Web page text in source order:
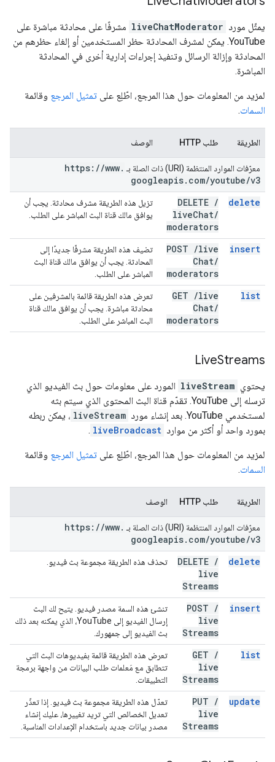
يمثّل مورد liveChatModerator مشرفًا على محادثة مباشرة على
YouTube. يمكن لمشرف المحادثة حظر المستخدمين أو إلغاء حظرهم من
المحادثة وإزالة الرسائل وتنفيذ إجراءات إدارية أخرى في المحادثة
المباشرة.
لمزيد من المعلومات حول هذا المرجع، اطّلِع على تمثيل المرجع وقائمة
السمات.
الطريقة طلب HTTP الوصف
معرّفات الموارد المنتظمة (URI) ذات الصلة بـ https: //www.
googleapis. com/youtube/v3
delete
DELETE /
liveChat/
moderators
تزيل هذه الطريقة مشرف محادثة. يجب أن
يوافق مالك قناة البث المباشر على الطلب.
insert
POST /live
Chat/
moderators
تضيف هذه الطريقة مشرفًا جديدًا إلى
المحادثة. يجب أن يوافق مالك قناة البث
المباشر على الطلب.
list
GET /live
Chat/
moderators
تعرض هذه الطريقة قائمة بالمشرفين على
محادثة مباشرة. يجب أن يوافق مالك قناة
البث المباشر على الطلب.
LiveStreams
يحتوي liveStream المورد على معلومات حول بث الفيديو الذي
ترسله إلى YouTube. تقدّم قناة البث المحتوى الذي سيتم بثه
لمستخدمي YouTube. بعد إنشاء مورد
liveStream ، يمكن ربطه
بمورد واحد أو أكثر من موارد liveBroadcast
.
لمزيد من المعلومات حول هذا المرجع، اطّلِع على تمثيل المرجع وقائمة
السمات.
الطريقة طلب HTTP الوصف
معرّفات الموارد المنتظمة (URI) ذات الصلة بـ https: //www.
googleapis. com/youtube/v3
delete
DELETE /
live
Streams
تحذف هذه الطريقة مجموعة بث فيديو.
insert
POST /
live
Streams
تنشئ هذه السمة مصدر فيديو. يتيح لك البث
إرسال الفيديو إلى YouTube، الذي يمكنه بعد ذلك
بث الفيديو إلى جمهورك.
list
GET /
live
Streams
تعرض هذه الطريقة قائمة بفيديوهات البث التي
تتطابق مع مَعلمات طلب البيانات من واجهة برمجة
التطبيقات.
update
PUT /
live
Streams
تعدّل هذه الطريقة مجموعة بث فيديو. إذا تعذّر
تعديل الخصائص التي تريد تغييرها، عليك إنشاء
مصدر بيانات جديد باستخدام الإعدادات المناسبة.